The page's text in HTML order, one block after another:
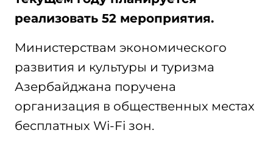
реализовать 52 мероприятия.
Министерствам экономического
развития и культуры и туризма
Азербайджана поручена
организация в общественных местах
бесплатных Wi-Fi зон.